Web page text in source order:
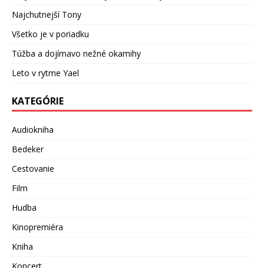
Najchutnejší Tony
Všetko je v poriadku
Túžba a dojímavo nežné okamihy
Leto v rytme Yael
KATEGÓRIE
Audiokniha
Bedeker
Cestovanie
Film
Hudba
Kinopremiéra
Kniha
Koncert